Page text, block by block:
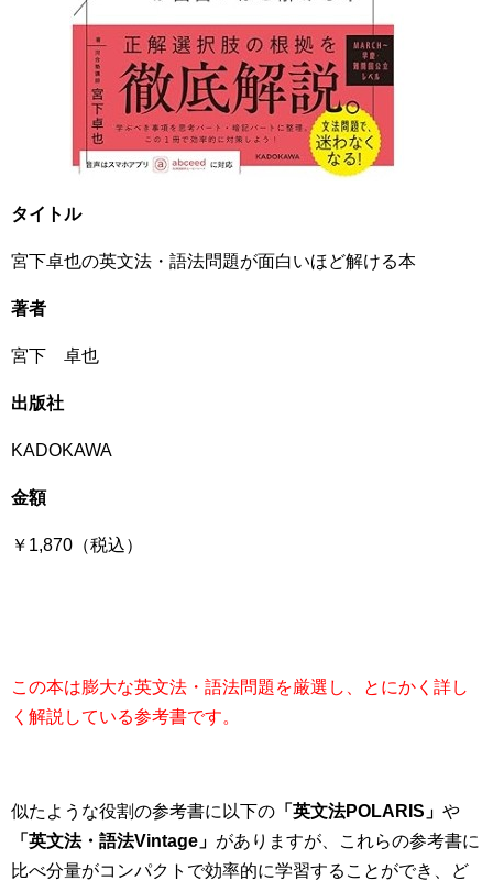
タイトル
宮下卓也の英文法・語法問題が面白いほど解ける本
著者
宮下 卓也
出版社
KADOKAWA
金額
￥1,870（税込）
この本は膨大な英文法・語法問題を厳選し、とにかく詳し
く解説している参考書です。
似たような役割の参考書に以下の 「英文法POLARIS」 や
「英文法・語法Vintage」 がありますが、
これらの参考書に
比べ分量がコンパクトで効率的に学習することができ、ど